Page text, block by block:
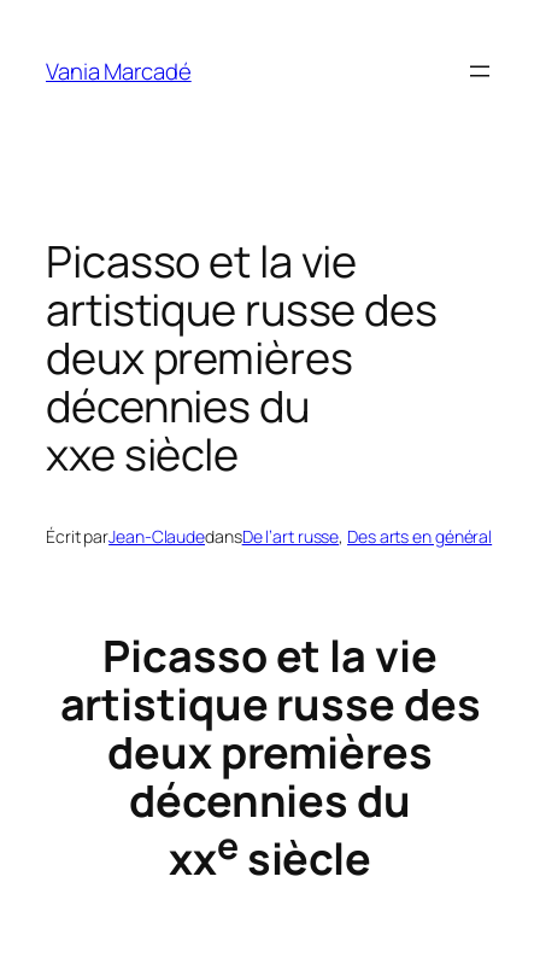
contenu
Vania Marcadé
Picasso et la vie
artistique russe des
deux premières
décennies du
xxe siècle
Écrit parJean-ClaudedansDe l’art russe, Des arts en général
Picasso et la vie
artistique russe des
deux premières
décennies du
xxe siècle